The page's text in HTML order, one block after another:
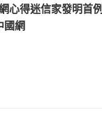
心得迷信家發明首
國網